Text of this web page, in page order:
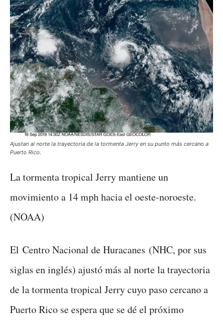
Ajustan al norte la trayectoria de la tormenta Jerry en su punto más cercano a
Puerto Rico.
La tormenta tropical Jerry mantiene un
movimiento a 14 mph hacia el oeste-noroeste.
(NOAA)
El Centro Nacional de Huracanes (NHC, por sus
siglas en inglés) ajustó más al norte la trayectoria
de la tormenta tropical Jerry cuyo paso cercano a
Puerto Rico se espera que se dé el próximo